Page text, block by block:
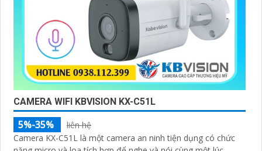
CAMERA WIFI KBVISION KX-C51L
5%-35%
liên hệ
Camera KX-C51L là một camera an ninh tiện dụng có chức